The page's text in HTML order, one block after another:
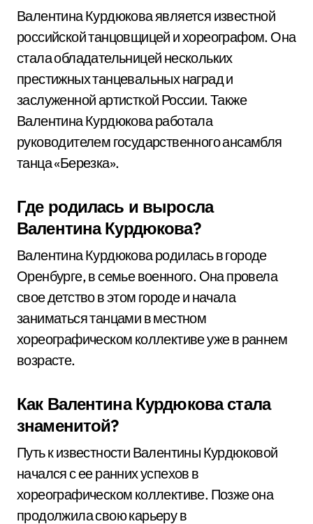
Валентина Курдюкова является известной
российской танцовщицей и хореографом. Она
стала обладательницей нескольких
престижных танцевальных наград и
заслуженной артисткой России. Также
Валентина Курдюкова работала
руководителем государственного ансамбля
танца «Березка».
Где родилась и выросла
Валентина Курдюкова?
Валентина Курдюкова родилась в городе
Оренбурге, в семье военного. Она провела
свое детство в этом городе и начала
заниматься танцами в местном
хореографическом коллективе уже в раннем
возрасте.
Как Валентина Курдюкова стала
знаменитой?
Путь к известности Валентины Курдюковой
начался с ее ранних успехов в
хореографическом коллективе. Позже она
продолжила свою карьеру в